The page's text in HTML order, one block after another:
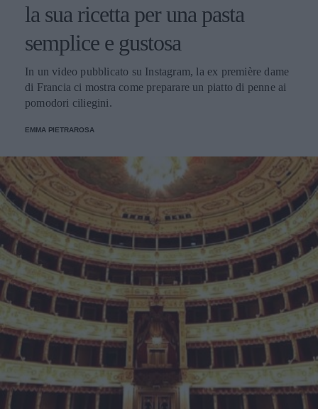
la sua ricetta per una pasta
semplice e gustosa
In un video pubblicato su Instagram, la ex première dame
di Francia ci mostra come preparare un piatto di penne ai
pomodori ciliegini.
EMMA PIETRAROSA